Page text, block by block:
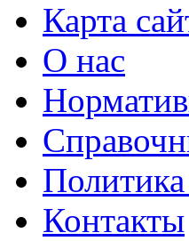
Карта
О нас
Контакты